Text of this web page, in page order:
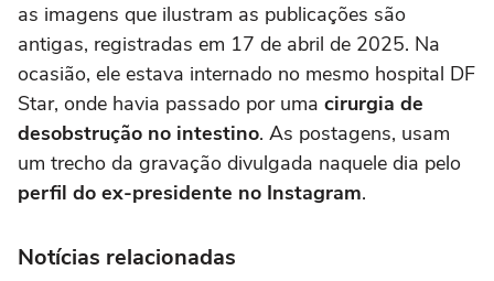
as imagens que ilustram as publicações são
antigas, registradas em 17 de abril de 2025. Na
ocasião, ele estava internado no mesmo hospital DF
Star, onde havia passado por uma cirurgia de
desobstrução no intestino. As postagens, usam
um trecho da gravação divulgada naquele dia pelo
perfil do ex-presidente no Instagram.
Notícias relacionadas